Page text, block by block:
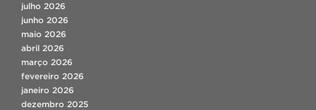
julho 2026
junho 2026
maio 2026
abril 2026
março 2026
fevereiro 2026
janeiro 2026
dezembro 2025